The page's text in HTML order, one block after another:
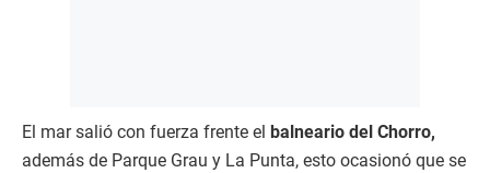
El mar salió con fuerza frente el balneario del Chorro,
además de Parque Grau y La Punta, esto ocasionó que se